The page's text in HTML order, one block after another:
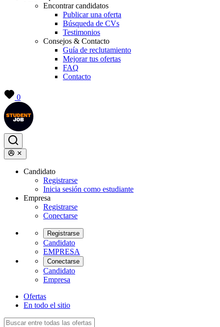
Encontrar candidatos
Publicar una oferta
Búsqueda de CVs
Testimonios
Consejos & Contacto
Guía de reclutamiento
Mejorar tus ofertas
FAQ
Contacto
0
Candidato
Registrarse
Inicia sesión como estudiante
Empresa
Registrarse
Conectarse
Registrarse
Candidato
EMPRESA
Conectarse
Candidato
Empresa
Ofertas
En todo el sitio